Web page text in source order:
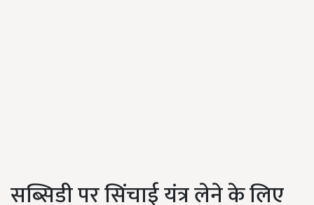
सब्सिडी पर सिंचाई यंत्र लेने के लिए